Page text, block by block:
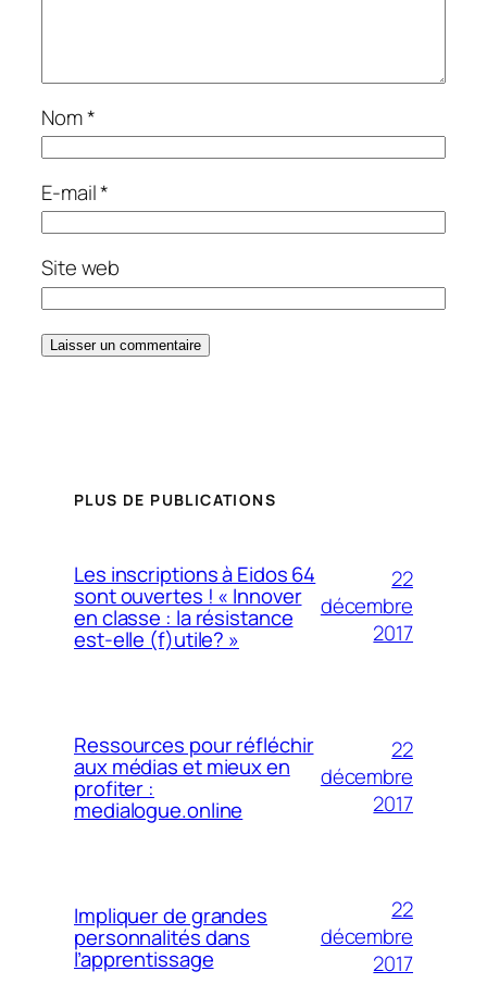
Nom*
E-mail*
Site web
PLUS DE PUBLICATIONS
Les inscriptions à Eidos 64
sont ouvertes ! « Innover
en classe : la résistance
est-elle (f)utile? »
22
décembre
2017
Ressources pour réfléchir
aux médias et mieux en
profiter :
medialogue.online
22
décembre
2017
Impliquer de grandes
personnalités dans
l’apprentissage
22
décembre
2017